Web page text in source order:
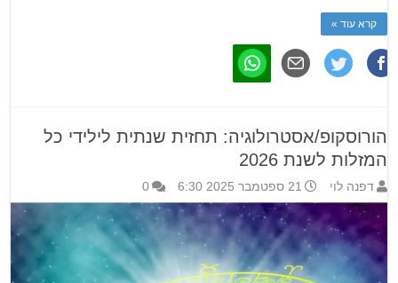
קרא עוד »
הורוסקופ/אסטרולוגיה: תחזית שנתית לילידי כל
המזלות לשנת 2026
דפנה לוי 21 ספטמבר 2025 6:30 0